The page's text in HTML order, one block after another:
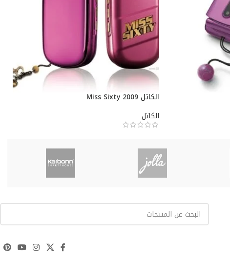
الكاتل Miss Sixty 2009
الكاتل